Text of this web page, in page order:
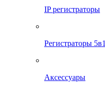
IP регистраторы
Регистраторы 5в1
Аксессуары